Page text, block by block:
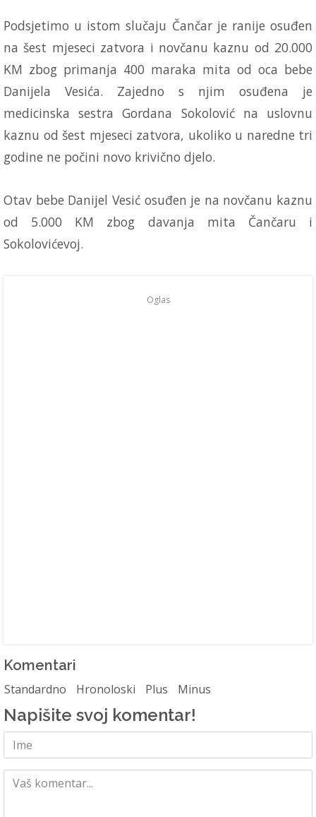
Podsjetimo u istom slučaju Čančar je ranije osuđen
na šest mjeseci zatvora i novčanu kaznu od 20.000
KM zbog primanja 400 maraka mita od oca bebe
Danijela Vesića. Zajedno s njim osuđena je
medicinska sestra Gordana Sokolović na uslovnu
kaznu od šest mjeseci zatvora, ukoliko u naredne tri
godine ne počini novo krivično djelo.
Otav bebe Danijel Vesić osuđen je na novčanu kaznu
od 5.000 KM zbog davanja mita Čančaru i
Sokolovićevoj.
Oglas
Komentari
Standardno Hronoloski Plus Minus
Napišite svoj komentar!